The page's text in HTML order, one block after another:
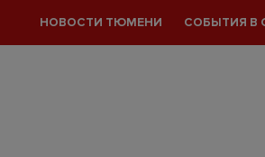
НОВОСТИ ТЮМЕНИ СОБЫТИЯ В